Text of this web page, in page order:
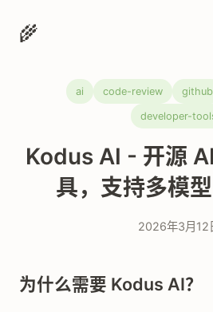
🌾
ai code-review github
developer-
Kodus AI - 开源
具，支持多模
2026年3月12
为什么需要 Kodus AI？